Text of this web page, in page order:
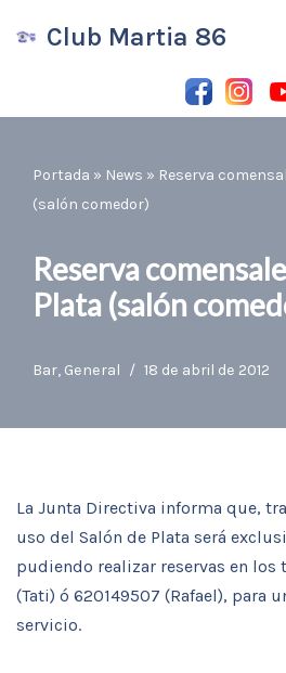
contenido
Club Martia 86
Portada » News » Reserva
(salón comedor)
Reserva
Plata (salón
Bar, General 18 de abril de 2012
La Junta Directiva informa que,
uso del Salón de Plata será
pudiendo realizar reservas en los
(Tati) ó 620149507 (Rafael), para
servicio.